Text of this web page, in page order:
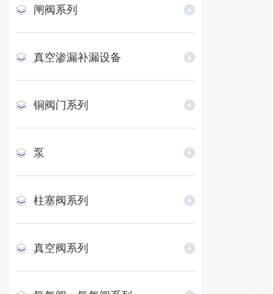
闸阀系列
真空渗漏补漏设备
铜阀门系列
泵
柱塞阀系列
真空阀系列